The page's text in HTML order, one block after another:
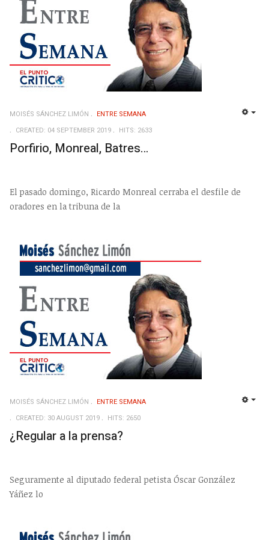
MOISÉS SÁNCHEZ LIMÓN
ENTRE SEMANA
CREATED: 04 SEPTEMBER 2019
HITS: 2633
Porfirio, Monreal, Batres…
El pasado domingo, Ricardo Monreal cerraba el desfile de
oradores en la tribuna de la
MOISÉS SÁNCHEZ LIMÓN
ENTRE SEMANA
CREATED: 30 AUGUST 2019
HITS: 2650
¿Regular a la prensa?
Seguramente al diputado federal petista Óscar González
Yáñez lo